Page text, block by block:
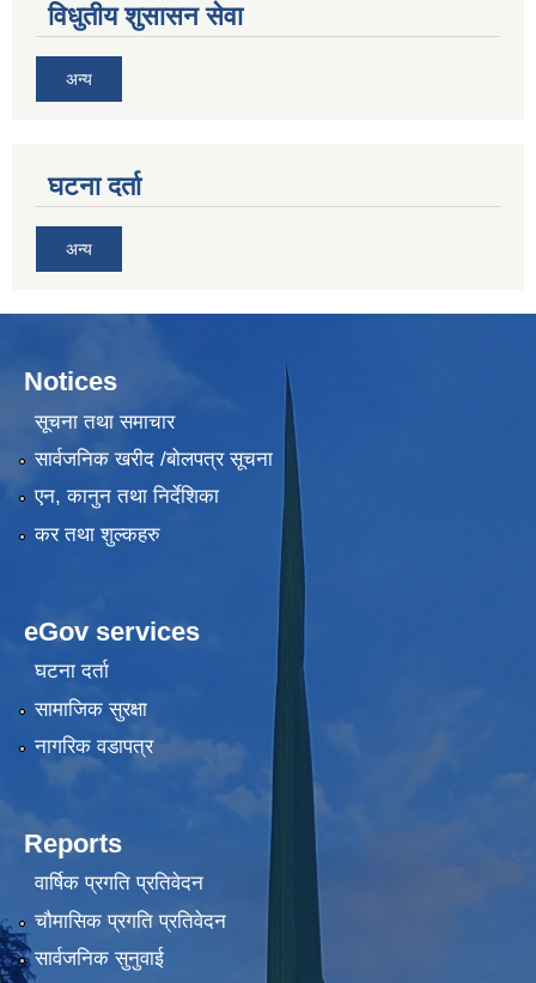
विधुतीय शुसासन सेवा
अन्य
घटना दर्ता
अन्य
Notices
सूचना तथा समाचार
सार्वजनिक खरीद /बोलपत्र सूचना
एन, कानुन तथा निर्देशिका
कर तथा शुल्कहरु
eGov services
घटना दर्ता
सामाजिक सुरक्षा
नागरिक वडापत्र
Reports
वार्षिक प्रगति प्रतिवेदन
चौमासिक प्रगति प्रतिवेदन
सार्वजनिक सुनुवाई